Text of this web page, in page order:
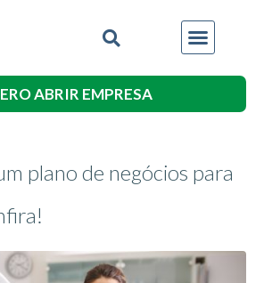
ABRIR EMPRESA
plano de negócios para